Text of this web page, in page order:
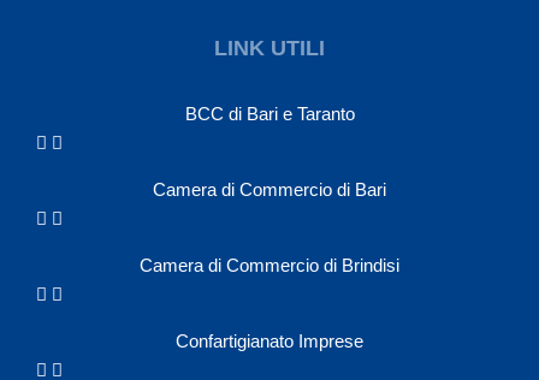
LINK UTILI
BCC di Bari e Taranto
Camera di Commercio di Bari
Camera di Commercio di Brindisi
Confartigianato Imprese